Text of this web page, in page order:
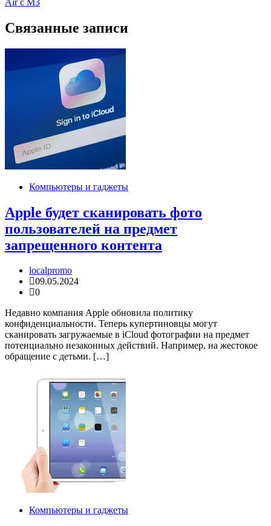
Связанные записи
Компьютеры и гаджеты
Apple будет сканировать фото
пользователей на предмет
запрещенного контента
localpromo
09.05.2024
0
Недавно компания Apple обновила политику
конфиденциальности. Теперь купертиновцы могут
сканировать загружаемые в iCloud фотографии на предмет
потенциально незаконных действий. Например, на жестокое
обращение с детьми. […]
Компьютеры и гаджеты